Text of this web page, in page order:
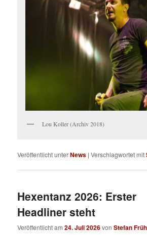
Lou Koller (Archiv 2018)
Veröffentlicht unterNews |Verschlagwortet mit
Hexentanz 2026: Erster
Headliner steht
Veröffentlicht am24. Juli 2026vonStefan